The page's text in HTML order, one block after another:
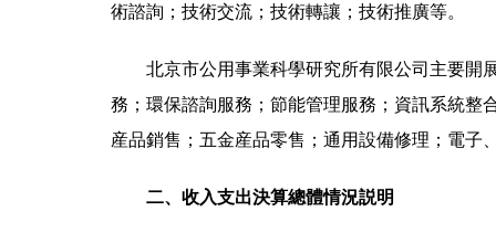
術諮詢；技術交流；技術轉讓；技術推廣等。
北京市公用事業科學研究所有限公司主要開
務；環保諮詢服務；節能管理服務；資訊系統整
産品銷售；五金産品零售；通用設備修理；電子
二、收入支出決算總體情況説明